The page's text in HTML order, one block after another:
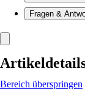
Fragen &
Bereich überspringen